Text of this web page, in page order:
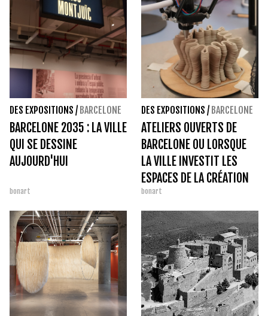
DES EXPOSITIONS / BARCELONE
BARCELONE 2035 : LA VILLE
QUI SE DESSINE
AUJOURD'HUI
bonart
DES EXPOSITIONS / BARCELONE
ATELIERS OUVERTS DE
BARCELONE OU LORSQUE
LA VILLE INVESTIT LES
ESPACES DE LA CRÉATION
bonart